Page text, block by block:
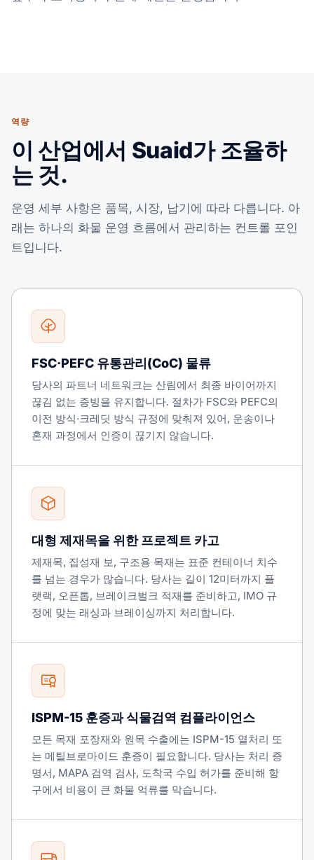
역량
이 산업에서 Suaid가 조율하
는 것.
운영 세부 사항은 품목, 시장, 납기에 따라 다릅니다. 아
래는 하나의 화물 운영 흐름에서 관리하는 컨트롤 포인
트입니다.
FSC·PEFC 유통관리(CoC) 물류
당사의 파트너 네트워크는 산림에서 최종 바이어까지
끊김 없는 증빙을 유지합니다. 절차가 FSC와 PEFC의
이전 방식·크레딧 방식 규정에 맞춰져 있어, 운송이나
혼재 과정에서 인증이 끊기지 않습니다.
대형 제재목을 위한 프로젝트 카고
제재목, 집성재 보, 구조용 목재는 표준 컨테이너 치수
를 넘는 경우가 많습니다. 당사는 길이 12미터까지 플
랫랙, 오픈톱, 브레이크벌크 적재를 준비하고, IMO 규
정에 맞는 래싱과 브레이싱까지 처리합니다.
ISPM-15 훈증과 식물검역 컴플라이언스
모든 목재 포장재와 원목 수출에는 ISPM-15 열처리 또
는 메틸브로마이드 훈증이 필요합니다. 당사는 처리 증
명서, MAPA 검역 검사, 도착국 수입 허가를 준비해 항
구에서 비용이 큰 화물 억류를 막습니다.